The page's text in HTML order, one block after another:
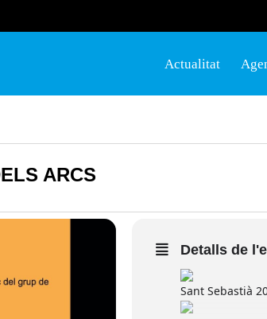
Actualitat
ARCS
Detalls de
Sant Sebastià